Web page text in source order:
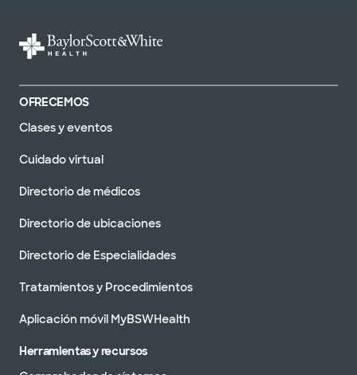
OFRECEMOS
Clases y eventos
Cuidado virtual
Directorio de médicos
Directorio de ubicaciones
Directorio de Especialidades
Tratamientos y Procedimientos
Aplicación móvil MyBSWHealth
Herramientas y recursos